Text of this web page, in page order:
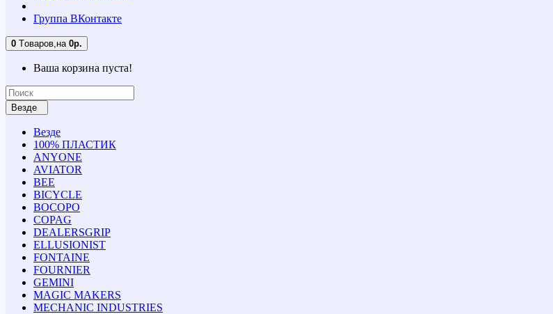
Группа ВКонтакте
0 Tоваров, на 0р.
Ваша корзина пуста!
Везде
Везде
100% ПЛАСТИК
ANYONE
AVIATOR
BEE
BICYCLE
BOCOPO
COPAG
DEALERSGRIP
ELLUSIONIST
FONTAINE
FOURNIER
GEMINI
MAGIC MAKERS
MECHANIC INDUSTRIES